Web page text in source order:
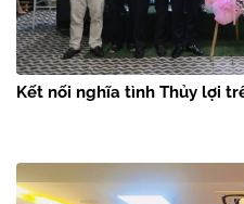
Kết nối nghĩa tình Thủy lợi